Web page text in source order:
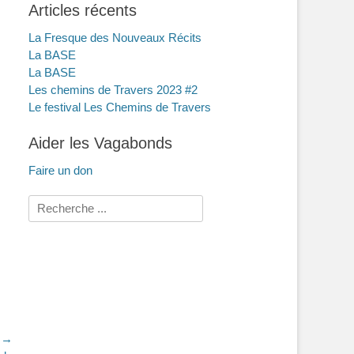
→
Articles récents
La Fresque des Nouveaux Récits
La BASE
La BASE
Les chemins de Travers 2023 #2
Le festival Les Chemins de Travers
Aider les Vagabonds
Faire un don
Rechercher :